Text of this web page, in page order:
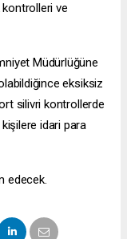
ve
Müdürlüğüne
eksiksiz
silivri kontrollerde
idari para
edecek.